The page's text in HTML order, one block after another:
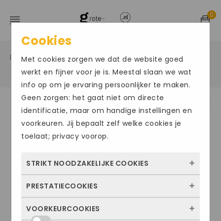
0
Home / Grote maten damesschoenen / Instappers
ACTIE
Cookies
Met cookies zorgen we dat de website goed
werkt en fijner voor je is. Meestal slaan we wat
info op om je ervaring persoonlijker te maken.
Geen zorgen: het gaat niet om directe
identificatie, maar om handige instellingen en
voorkeuren. Jij bepaalt zelf welke cookies je
toelaat; privacy voorop.
STRIKT NOODZAKELIJKE COOKIES
Deze cookies zorgen ervoor dat de website
kunnen niet worden uitgezet. Meestal
PRESTATIECOOKIES
Met deze cookies zien we hoe vaak onze
VOORKEURCOOKIES